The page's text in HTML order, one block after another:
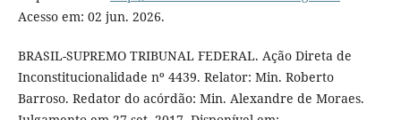
Acesso em: 02 jun. 2026.
BRASIL-SUPREMO TRIBUNAL FEDERAL. Ação Direta de
Inconstitucionalidade nº 4439. Relator: Min. Roberto
Barroso. Redator do acórdão: Min. Alexandre de Moraes.